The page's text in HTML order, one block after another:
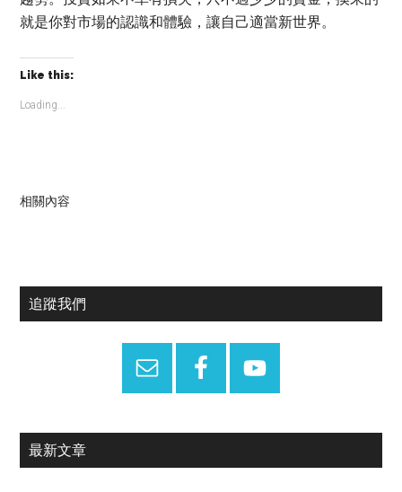
就是你對市場的認識和體驗，讓自己適當新世界。
Like this:
Loading...
相關內容
Primary
追蹤我們
最新文章